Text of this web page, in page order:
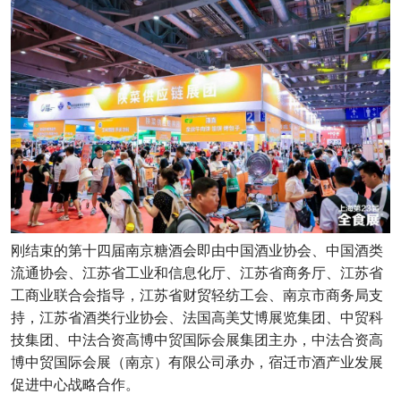
刚结束的第十四届南京糖酒会即由中国酒业协会、中国酒类
流通协会、江苏省工业和信息化厅、江苏省商务厅、江苏省
工商业联合会指导，江苏省财贸轻纺工会、南京市商务局支
持，江苏省酒类行业协会、法国高美艾博展览集团、中贸科
技集团、中法合资高博中贸国际会展集团主办，中法合资高
博中贸国际会展（南京）有限公司承办，宿迁市酒产业发展
促进中心战略合作。